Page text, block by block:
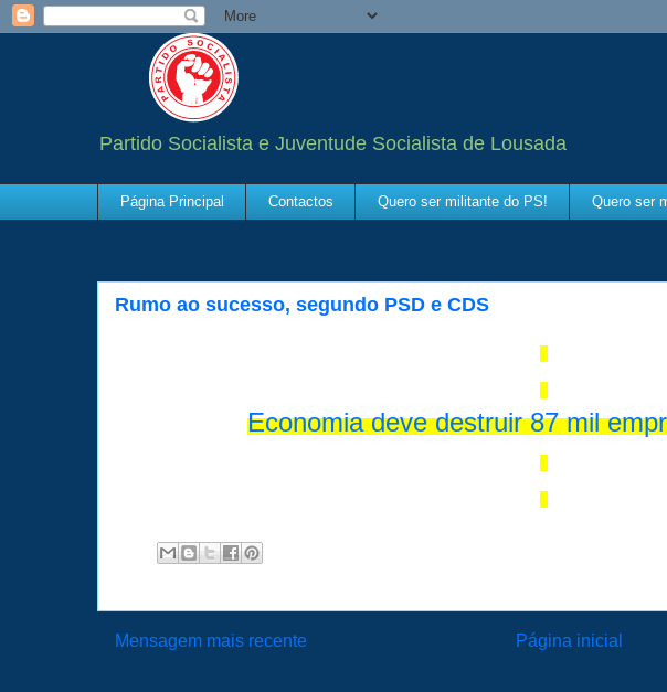
Partido Socialista e Juventude Socialista de Lousada
Página Principal Contactos Quero ser militante do PS! Quero ser
Rumo ao sucesso, segundo PSD e CDS
Economia deve destruir 87 mil
Mensagem mais recente Página inicial